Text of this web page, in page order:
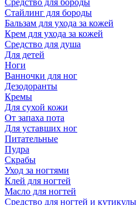
Средство для бороды
Стайлинг для бороды
Бальзам для ухода за кожей
Крем для ухода за кожей
Средство для душа
Для детей
Ноги
Ванночки для ног
Дезодоранты
Кремы
Для сухой кожи
От запаха пота
Для уставших ног
Питательные
Пудра
Скрабы
Уход за ногтями
Клей для ногтей
Масло для ногтей
Средство для ногтей и кутикулы